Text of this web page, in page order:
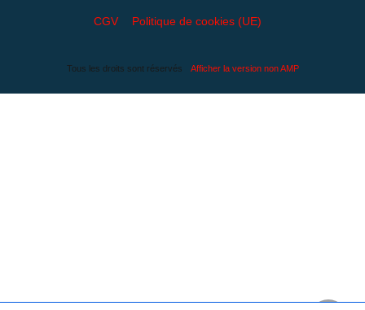
CGV Politique de cookies (UE)
Tous les droits sont réservés Afficher la version non AMP